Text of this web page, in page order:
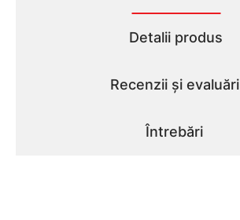
Detalii produs
Recenzii și evaluări
Întrebări